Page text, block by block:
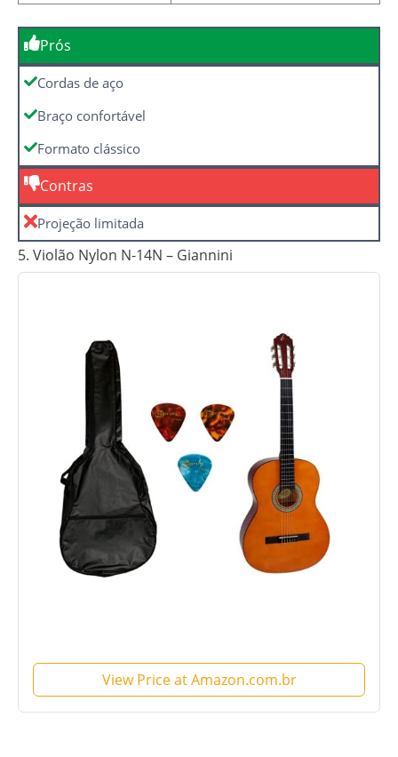
Prós
Cordas de aço
Braço confortável
Formato clássico
Contras
Projeção limitada
5. Violão Nylon N-14N – Giannini
View Price at Amazon.com.br